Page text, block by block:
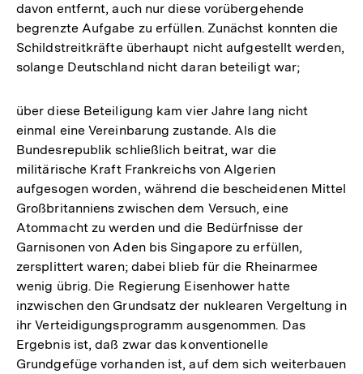
davon entfernt, auch nur diese vorübergehende
begrenzte Aufgabe zu erfüllen. Zunächst konnten die
Schildstreitkräfte überhaupt nicht aufgestellt werden,
solange Deutschland nicht daran beteiligt war;
über diese Beteiligung kam vier Jahre lang nicht
einmal eine Vereinbarung zustande. Als die
Bundesrepublik schließlich beitrat, war die
militärische Kraft Frankreichs von Algerien
aufgesogen worden, während die bescheidenen Mittel
Großbritanniens zwischen dem Versuch, eine
Atommacht zu werden und die Bedürfnisse der
Garnisonen von Aden bis Singapore zu erfüllen,
zersplittert waren; dabei blieb für die Rheinarmee
wenig übrig. Die Regierung Eisenhower hatte
inzwischen den Grundsatz der nuklearen Vergeltung in
ihr Verteidigungsprogramm ausgenommen. Das
Ergebnis ist, daß zwar das konventionelle
Grundgefüge vorhanden ist, auf dem sich weiterbauen